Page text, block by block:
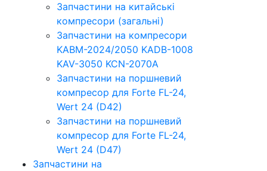
Запчастини на китайські
компресори (загальні)
Запчастини на компресори
KABM-2024/2050 KADB-1008
KAV-3050 KCN-2070A
Запчастини на поршневий
компресор для Forte FL-24,
Wert 24 (D42)
Запчастини на поршневий
компресор для Forte FL-24,
Wert 24 (D47)
Запчастини на